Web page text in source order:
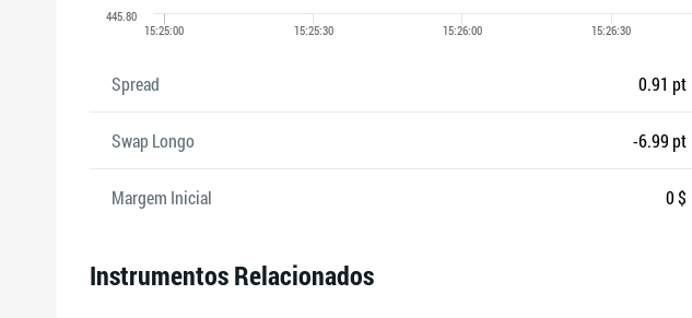
Spread 0.91 pt
Swap Longo -6.99 pt
Margem Inicial 0 $
Instrumentos Relacionados